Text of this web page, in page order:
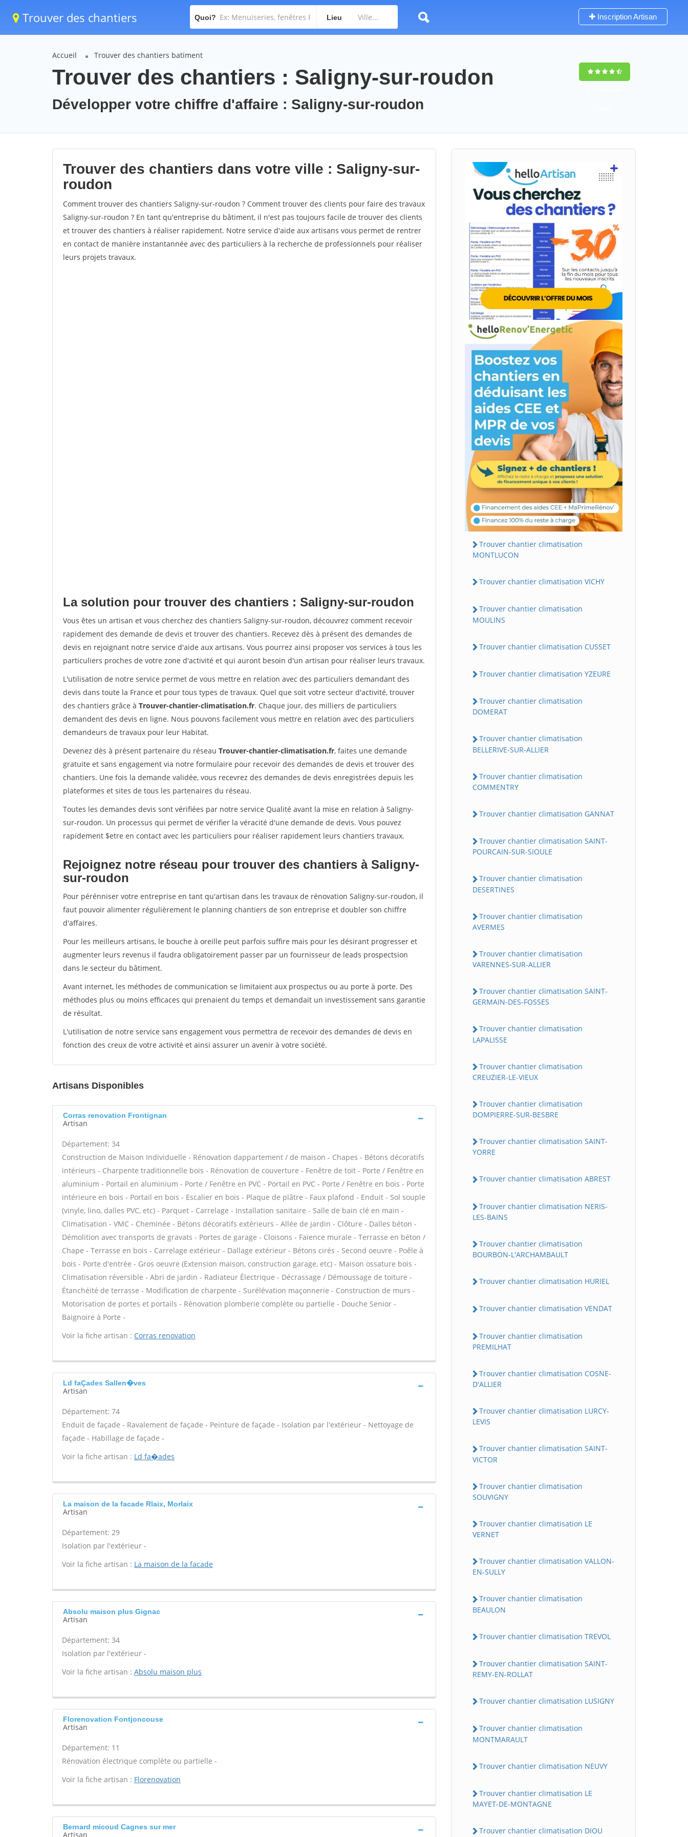
Trouver des chantiers Quoi? Lieu Inscription Artisan
Accueil Trouver des chantiers batiment
Trouver des chantiers : Saligny-sur-roudon
Développer votre chiffre d'affaire : Saligny-sur-roudon
Trouver des chantiers dans votre ville : Saligny-sur-
roudon
Comment trouver des chantiers Saligny-sur-roudon ? Comment trouver des clients pour faire des travaux
Saligny-sur-roudon ? En tant qu'entreprise du bâtiment, il n'est pas toujours facile de trouver des clients
et trouver des chantiers à réaliser rapidement. Notre service d'aide aux artisans vous permet de rentrer
en contact de manière instantannée avec des particuliers à la recherche de professionnels pour réaliser
leurs projets travaux.
La solution pour trouver des chantiers : Saligny-sur-roudon
Vous êtes un artisan et vous cherchez des chantiers Saligny-sur-roudon, découvrez comment recevoir
rapidement des demande de devis et trouver des chantiers. Recevez dès à présent des demandes de
devis en rejoignant notre service d'aide aux artisans. Vous pourrez ainsi proposer vos services à tous les
particuliers proches de votre zone d'activité et qui auront besoin d'un artisan pour réaliser leurs travaux.
L'utilisation de notre service permet de vous mettre en relation avec des particuliers demandant des
devis dans toute la France et pour tous types de travaux. Quel que soit votre secteur d'activité, trouver
des chantiers grâce à Trouver-chantier-climatisation.fr. Chaque jour, des milliers de particuliers
demandent des devis en ligne. Nous pouvons facilement vous mettre en relation avec des particuliers
demandeurs de travaux pour leur Habitat.
Devenez dès à présent partenaire du réseau Trouver-chantier-climatisation.fr, faites une demande
gratuite et sans engagement via notre formulaire pour recevoir des demandes de devis et trouver des
chantiers. Une fois la demande validée, vous recevrez des demandes de devis enregistrées depuis les
plateformes et sites de tous les partenaires du réseau.
Toutes les demandes devis sont vérifiées par notre service Qualité avant la mise en relation à Saligny-
sur-roudon. Un processus qui permet de vérifier la véracité d'une demande de devis. Vous pouvez
rapidement $etre en contact avec les particuliers pour réaliser rapidement leurs chantiers travaux.
Rejoignez notre réseau pour trouver des chantiers à Saligny-
sur-roudon
Pour pérénniser votre entreprise en tant qu'artisan dans les travaux de rénovation Saligny-sur-roudon, il
faut pouvoir alimenter régulièrement le planning chantiers de son entreprise et doubler son chiffre
d'affaires.
Pour les meilleurs artisans, le bouche à oreille peut parfois suffire mais pour les désirant progresser et
augmenter leurs revenus il faudra obligatoirement passer par un fournisseur de leads prospectsion
dans le secteur du bâtiment.
Avant internet, les méthodes de communication se limitaient aux prospectus ou au porte à porte. Des
méthodes plus ou moins efficaces qui prenaient du temps et demandait un investissement sans garantie
de résultat.
L'utilisation de notre service sans engagement vous permettra de recevoir des demandes de devis en
fonction des creux de votre activité et ainsi assurer un avenir à votre société.
Artisans Disponibles
Corras renovation Frontignan
Artisan
Département: 34
Construction de Maison Individuelle - Rénovation dappartement / de maison - Chapes - Bétons décoratifs
intérieurs - Charpente traditionnelle bois - Rénovation de couverture - Fenêtre de toit - Porte / Fenêtre en
aluminium - Portail en aluminium - Porte / Fenêtre en PVC - Portail en PVC - Porte / Fenêtre en bois - Porte
intérieure en bois - Portail en bois - Escalier en bois - Plaque de plâtre - Faux plafond - Enduit - Sol souple
(vinyle, lino, dalles PVC, etc) - Parquet - Carrelage - Installation sanitaire - Salle de bain clé en main -
Climatisation - VMC - Cheminée - Bétons décoratifs extérieurs - Allée de jardin - Clôture - Dalles béton -
Démolition avec transports de gravats - Portes de garage - Cloisons - Faïence murale - Terrasse en béton /
Chape - Terrasse en bois - Carrelage extérieur - Dallage extérieur - Bétons cirés - Second oeuvre - Poêle à
bois - Porte d'entrée - Gros oeuvre (Extension maison, construction garage, etc) - Maison ossature bois -
Climatisation réversible - Abri de jardin - Radiateur Électrique - Décrassage / Démoussage de toiture -
Étanchéité de terrasse - Modification de charpente - Surélévation maçonnerie - Construction de murs -
Motorisation de portes et portails - Rénovation plomberie complète ou partielle - Douche Senior -
Baignoire à Porte -
Voir la fiche artisan : Corras renovation
Ld faÇades Sallen�ves
Artisan
Département: 74
Enduit de façade - Ravalement de façade - Peinture de façade - Isolation par l'extérieur - Nettoyage de
façade - Habillage de façade -
Voir la fiche artisan : Ld fa�ades
La maison de la facade Rlaix, Morlaix
Artisan
Département: 29
Isolation par l'extérieur -
Voir la fiche artisan : La maison de la facade
Absolu maison plus Gignac
Artisan
Département: 34
Isolation par l'extérieur -
Voir la fiche artisan : Absolu maison plus
Florenovation Fontjoncouse
Artisan
Département: 11
Rénovation électrique complète ou partielle -
Voir la fiche artisan : Florenovation
Bernard micoud Cagnes sur mer
Artisan
Trouver chantier climatisation
MONTLUCON
Trouver chantier climatisation VICHY
Trouver chantier climatisation
MOULINS
Trouver chantier climatisation CUSSET
Trouver chantier climatisation YZEURE
Trouver chantier climatisation
DOMERAT
Trouver chantier climatisation
BELLERIVE-SUR-ALLIER
Trouver chantier climatisation
COMMENTRY
Trouver chantier climatisation GANNAT
Trouver chantier climatisation SAINT-
POURCAIN-SUR-SIOULE
Trouver chantier climatisation
DESERTINES
Trouver chantier climatisation
AVERMES
Trouver chantier climatisation
VARENNES-SUR-ALLIER
Trouver chantier climatisation SAINT-
GERMAIN-DES-FOSSES
Trouver chantier climatisation
LAPALISSE
Trouver chantier climatisation
CREUZIER-LE-VIEUX
Trouver chantier climatisation
DOMPIERRE-SUR-BESBRE
Trouver chantier climatisation SAINT-
YORRE
Trouver chantier climatisation ABREST
Trouver chantier climatisation NERIS-
LES-BAINS
Trouver chantier climatisation
BOURBON-L'ARCHAMBAULT
Trouver chantier climatisation HURIEL
Trouver chantier climatisation VENDAT
Trouver chantier climatisation
PREMILHAT
Trouver chantier climatisation COSNE-
D'ALLIER
Trouver chantier climatisation LURCY-
LEVIS
Trouver chantier climatisation SAINT-
VICTOR
Trouver chantier climatisation
SOUVIGNY
Trouver chantier climatisation LE
VERNET
Trouver chantier climatisation VALLON-
EN-SULLY
Trouver chantier climatisation
BEAULON
Trouver chantier climatisation TREVOL
Trouver chantier climatisation SAINT-
REMY-EN-ROLLAT
Trouver chantier climatisation LUSIGNY
Trouver chantier climatisation
MONTMARAULT
Trouver chantier climatisation NEUVY
Trouver chantier climatisation LE
MAYET-DE-MONTAGNE
Trouver chantier climatisation DIOU